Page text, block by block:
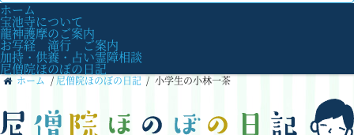
ホーム
宝池寺について
龍神護摩のご案内
お写経 滝行 ご案内
加持・供養・占い霊障相談
尼僧院ほのぼの日記
ホーム / 尼僧院ほのぼの日記 / 小学生の小林一茶